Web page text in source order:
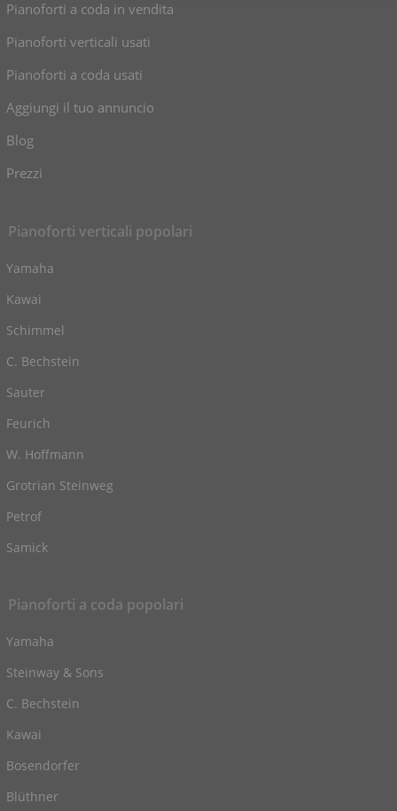
Pianoforti a coda in vendita
Pianoforti verticali usati
Pianoforti a coda usati
Aggiungi il tuo annuncio
Blog
Prezzi
Pianoforti verticali popolari
Yamaha
Kawai
Schimmel
C. Bechstein
Sauter
Feurich
W. Hoffmann
Grotrian Steinweg
Petrof
Samick
Pianoforti a coda popolari
Yamaha
Steinway & Sons
C. Bechstein
Kawai
Bosendorfer
Blüthner